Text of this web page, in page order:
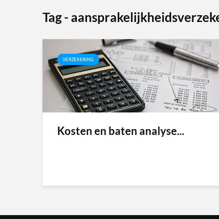
Tag -
VERZEKERING
Kosten en baten analyse...